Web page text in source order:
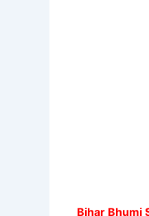
Bihar Bhumi